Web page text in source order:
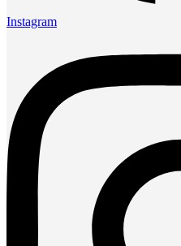
Instagram